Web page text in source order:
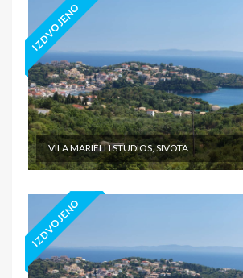
IZDVOJENO
VILA MARIELLI STUDIOS, SIVOTA
IZDVOJENO